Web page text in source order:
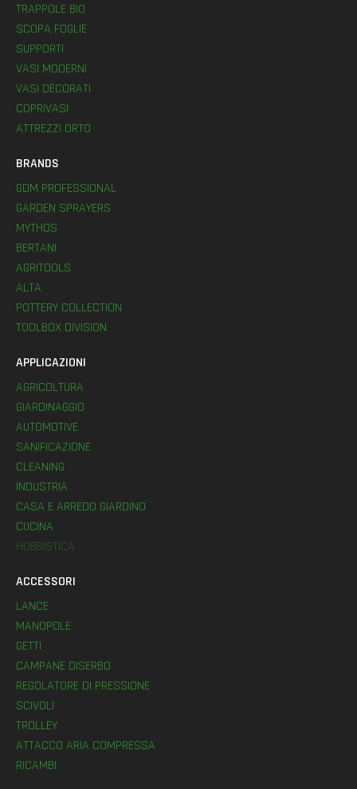
TRAPPOLE BIO
SCOPA FOGLIE
SUPPORTI
VASI MODERNI
VASI DECORATI
COPRIVASI
ATTREZZI ORTO
BRANDS
GDM PROFESSIONAL
GARDEN SPRAYERS
MYTHOS
BERTANI
AGRITOOLS
ALTA
POTTERY COLLECTION
TOOLBOX DIVISION
APPLICAZIONI
AGRICOLTURA
GIARDINAGGIO
AUTOMOTIVE
SANIFICAZIONE
CLEANING
INDUSTRIA
CASA E ARREDO GIARDINO
CUCINA
HOBBISTICA
ACCESSORI
LANCE
MANOPOLE
GETTI
CAMPANE DISERBO
REGOLATORE DI PRESSIONE
SCIVOLI
TROLLEY
ATTACCO ARIA COMPRESSA
RICAMBI